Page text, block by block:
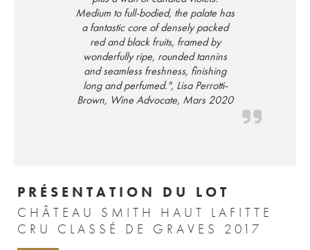
Medium to full-bodied, the palate has
a fantastic core of densely packed
red and black fruits, framed by
wonderfully ripe, rounded tannins
and seamless freshness, finishing
long and perfumed.", Lisa Perrotti-
Brown, Wine Advocate, Mars 2020
PRÉSENTATION DU LOT
CHÂTEAU SMITH HAUT LAFITTE
CRU CLASSÉ DE GRAVES 2017